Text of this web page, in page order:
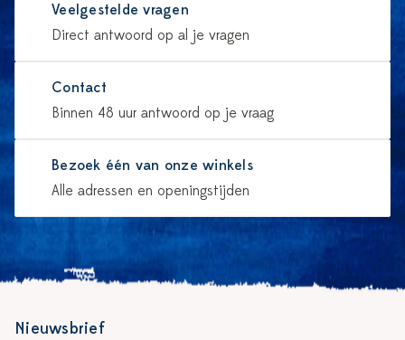
Veelgestelde vragen
Direct antwoord op al je vragen
Contact
Binnen 48 uur antwoord op je vraag
Bezoek één van onze winkels
Alle adressen en openingstijden
Nieuwsbrief